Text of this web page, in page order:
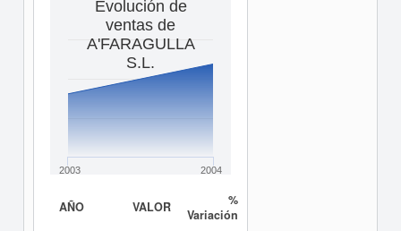
Evolución de
ventas de
A'FARAGULLA
S.L.
2003 2004
AÑO VALOR
%
Variación